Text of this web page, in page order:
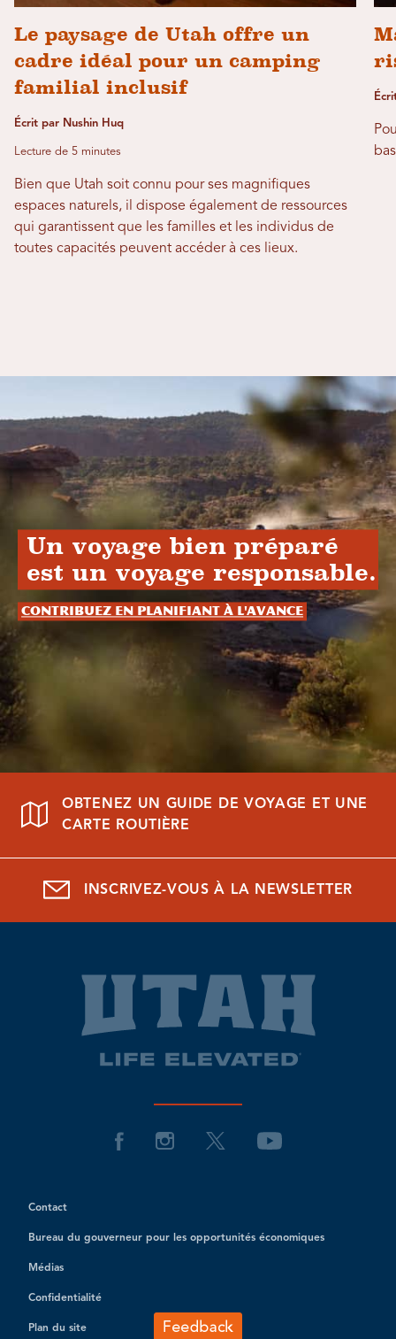
Le paysage de Utah offre un
cadre idéal pour un camping
familial inclusif
Écrit par Nushin Huq
Lecture de 5 minutes
Bien que Utah soit connu pour ses magnifiques
espaces naturels, il dispose également de ressources
qui garantissent que les familles et les individus de
toutes capacités peuvent accéder à ces lieux.
Un voyage bien préparé
est un voyage responsable.
Contribuez en planifiant à l'avance
OBTENEZ UN GUIDE DE VOYAGE ET UNE
CARTE ROUTIÈRE
INSCRIVEZ-VOUS À LA NEWSLETTER
Contact
Bureau du gouverneur pour les opportunités économiques
Médias
Confidentialité
Plan du site